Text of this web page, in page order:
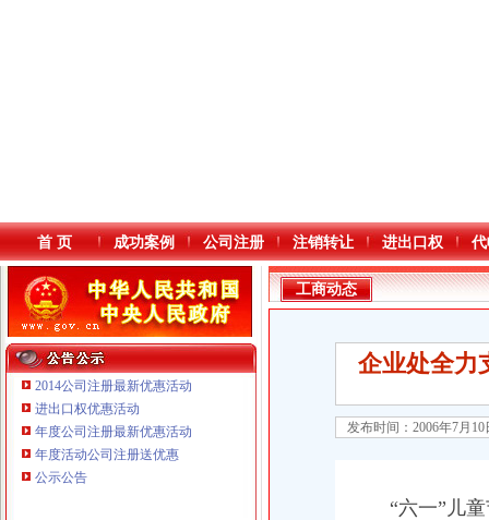
本站导航
首 页 成功案例 公司注册 注销转让 进出口权
2014公司注册最新优惠活动
进出口权优惠活动
年度公司注册最新优惠活动
年度活动公司注册送优惠
公示公告
工商动态
企业处全力
发布时间：2006年7月
“六一”儿童